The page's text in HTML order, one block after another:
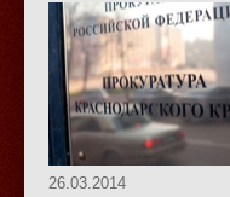
26.03.2014